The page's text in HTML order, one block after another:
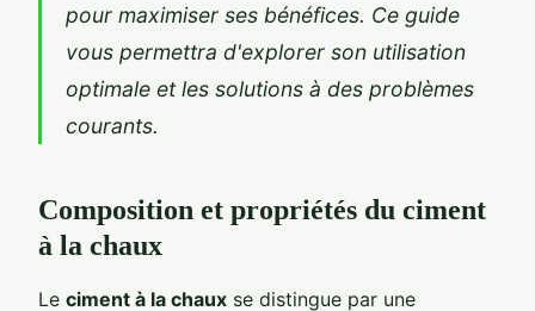
pour maximiser ses bénéfices. Ce guide
vous permettra d'explorer son utilisation
optimale et les solutions à des problèmes
courants.
Composition et propriétés du ciment
à la chaux
Le ciment à la chaux se distingue par une